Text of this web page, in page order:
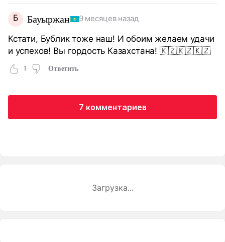
Б Бауыржан 9 месяцев назад
Кстати, Бублик тоже наш! И обоим желаем удачи
и успехов! Вы гордость Казахстана! 🇰🇿🇰🇿🇰🇿
1 Ответить
7 комментариев
Загрузка...